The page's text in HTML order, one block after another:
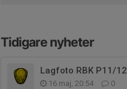
Tidigare nyheter
Lagfoto RBK P11/12
16 maj, 20:54 0